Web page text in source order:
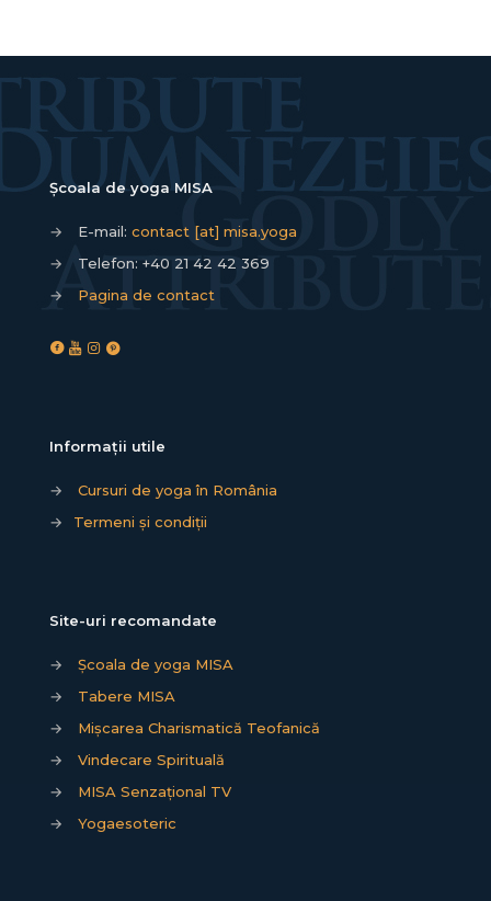
Școala de yoga MISA
→ E-mail: contact [at] misa.yoga
→
Telefon: +40 21 42 42 369
→
Pagina de contact
Informații utile
→
Cursuri de yoga în România
→
Termeni și condiții
Site-uri recomandate
→
Școala de yoga MISA
→
Tabere MISA
→
Mișcarea Charismatică Teofanică
→
Vindecare Spirituală
→
MISA Senzațional TV
→
Yogaesoteric